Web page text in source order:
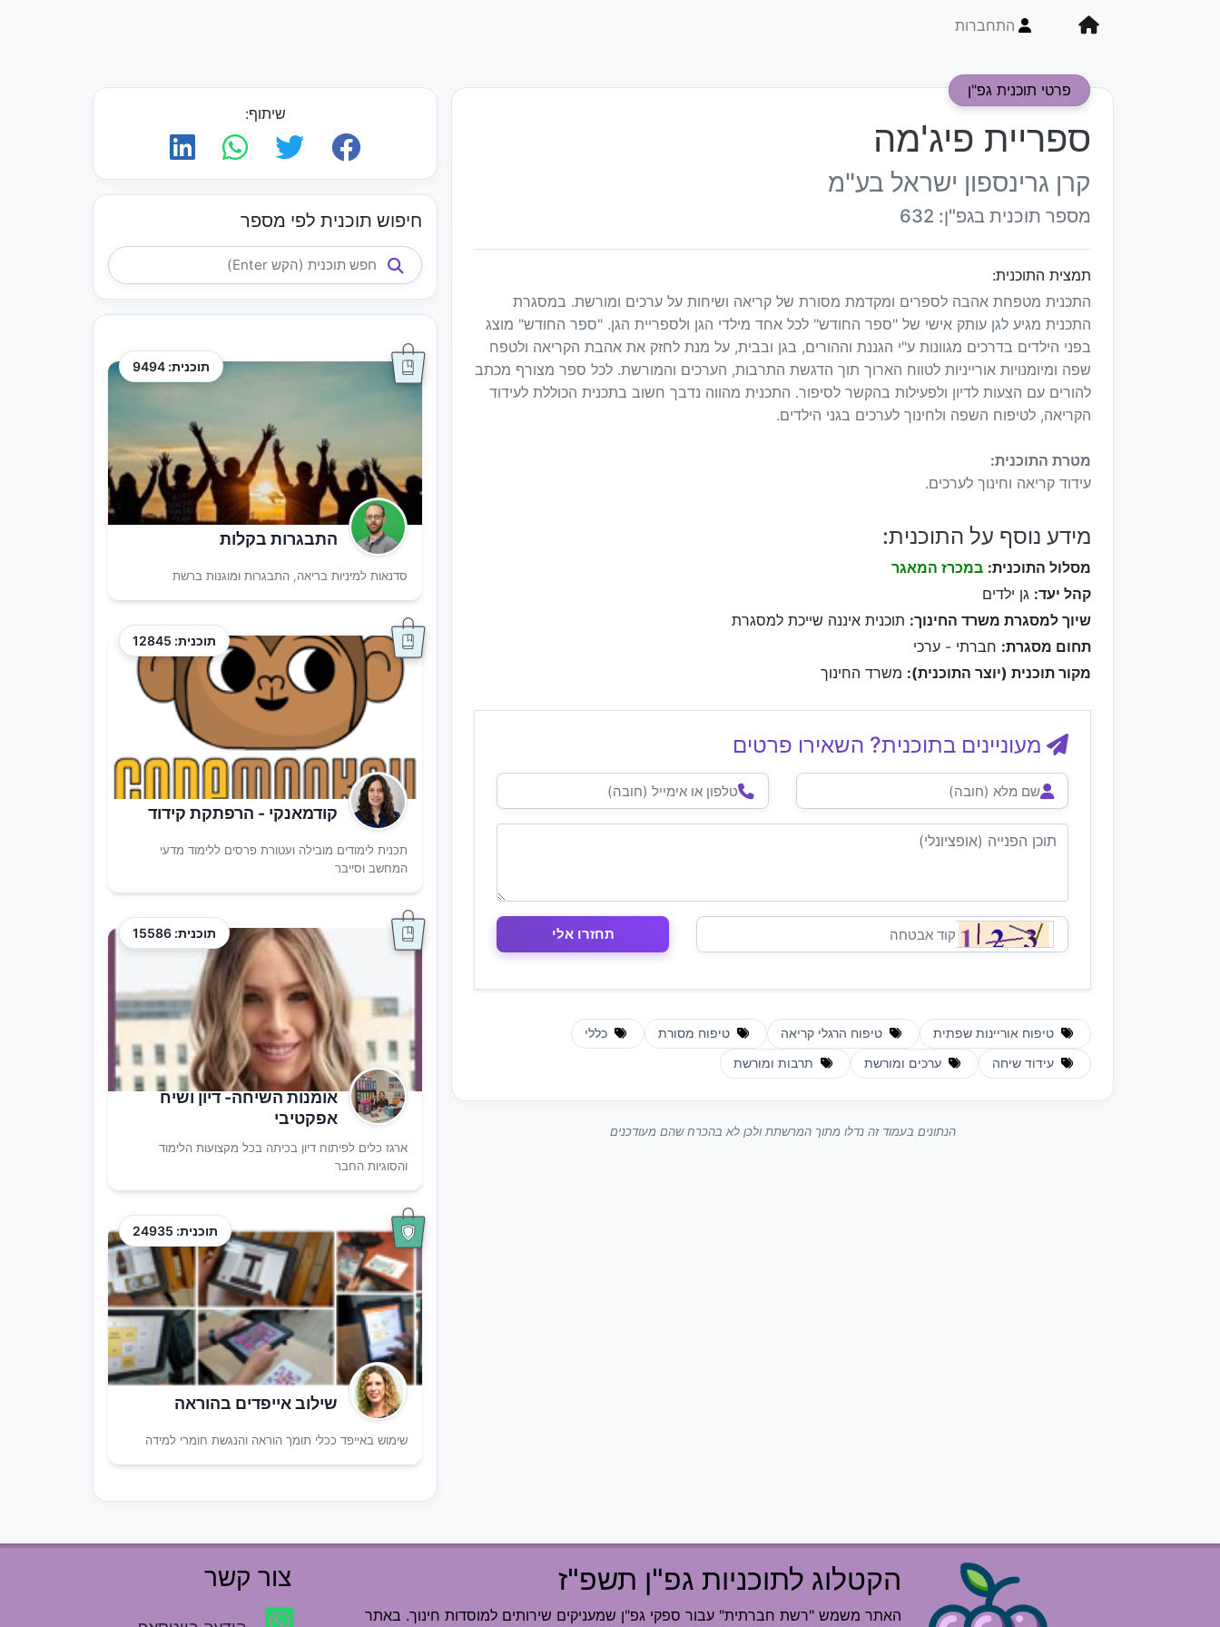
התחברות
פרטי תוכנית גפ"ן
ספריית פיג'מה
קרן גרינספון ישראל בע"מ
מספר תוכנית בגפ"ן: 632
תמצית התוכנית:
התכנית מטפחת אהבה לספרים ומקדמת מסורת של קריאה ושיחות על ערכים ומורשת. במסגרת
התכנית מגיע לגן עותק אישי של "ספר החודש" לכל אחד מילדי הגן ולספריית הגן. "ספר החודש" מוצג
בפני הילדים בדרכים מגוונות ע"י הגננת וההורים, בגן ובבית, על מנת לחזק את אהבת הקריאה ולטפח
שפה ומיומנויות אורייניות לטווח הארוך תוך הדגשת התרבות, הערכים והמורשת. לכל ספר מצורף מכתב
להורים עם הצעות לדיון ולפעילות בהקשר לסיפור. התכנית מהווה נדבך חשוב בתכנית הכוללת לעידוד
הקריאה, לטיפוח השפה ולחינוך לערכים בגני הילדים.
מטרת התוכנית:
עידוד קריאה וחינוך לערכים.
מידע נוסף על התוכנית:
מסלול התוכנית: במכרז המאגר
קהל יעד: גן ילדים
שיוך למסגרת משרד החינוך: תוכנית איננה שייכת למסגרת
תחום מסגרת: חברתי - ערכי
מקור תוכנית (יוצר התוכנית): משרד החינוך
מעוניינים בתוכנית? השאירו פרטים
טיפוח אוריינות שפתית טיפוח הרגלי קריאה טיפוח מסורת כללי
עידוד שיחה ערכים ומורשת תרבות ומורשת
הנתונים בעמוד זה נדלו מתוך המרשתת ולכן לא בהכרח שהם מעודכנים
שיתוף:
חיפוש תוכנית לפי מספר
תוכנית: 9494
התבגרות בקלות
סדנאות למיניות בריאה, התבגרות ומוגנות ברשת
תוכנית: 12845
קודמאנקי - הרפתקת קידוד
תכנית לימודים מובילה ועטורת פרסים ללימוד מדעי
המחשב וסייבר
תוכנית: 15586
אומנות השיחה- דיון ושיח
אפקטיבי
ארגז כלים לפיתוח דיון בכיתה בכל מקצועות הלימוד
והסוגיות החבר
תוכנית: 24935
שילוב אייפדים בהוראה
שימוש באייפד ככלי תומך הוראה והנגשת חומרי למידה
הקטלוג לתוכניות גפ"ן תשפ"ז
האתר משמש "רשת חברתית" עבור ספקי גפ"ן שמעניקים שירותים למוסדות חינוך. באתר
צור קשר